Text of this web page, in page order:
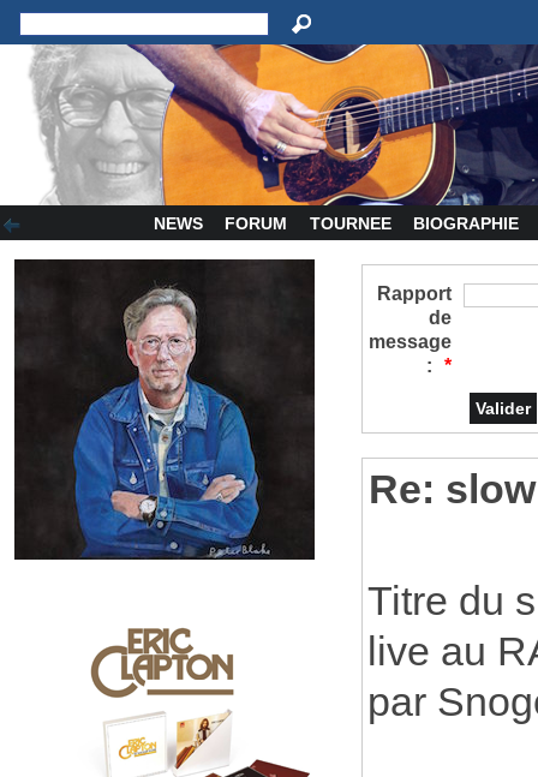
NEWS FORUM TOURNEE BIOGRAPHIE
Rapport
de
message
:
*
Re:
Titre du
live au
par